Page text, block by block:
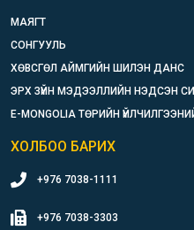
МАЯГТ
СОНГУУЛЬ
ХӨВСГӨЛ АЙМГИЙН ШИЛЭН ДАНС
ЭРХ ЗҮЙН МЭДЭЭЛЛИЙН НЭДСЭН
E-MONGOLIA ТӨРИЙН
ХОЛБОО БАРИХ
+976 7038-1111
+976 7038-3303